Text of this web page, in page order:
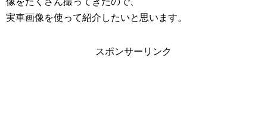
実車画像を使って紹介したいと思います。
スポンサーリンク